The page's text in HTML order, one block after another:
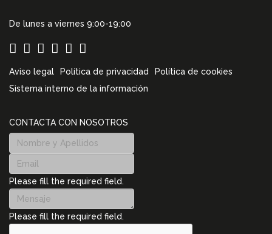
De lunes a viernes 9:00-19:00
Aviso legal Política de privacidad
Política de cookies
Sistema interno de la información
CONTACTA CON NOSOTROS
Please fill the required field.
Please fill the required field.